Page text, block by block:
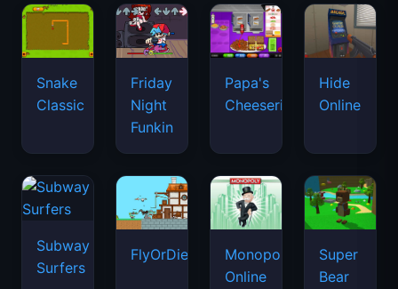
Snake
Classic
Friday
Night
Funkin
Papa's
Cheeseria
Hide
Online
Subway
Surfers
FlyOrDie.io
Monopoly
Online
Super
Bear